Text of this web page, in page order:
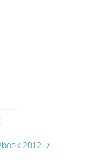
2012